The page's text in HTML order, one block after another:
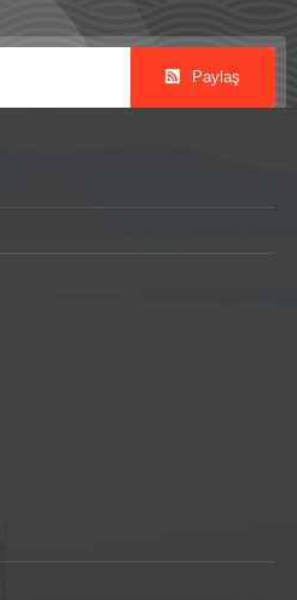
Paylaş